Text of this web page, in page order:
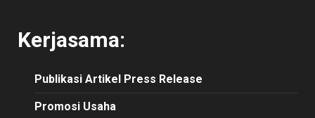
Kerjasama:
Publikasi Artikel Press Release
Promosi Usaha